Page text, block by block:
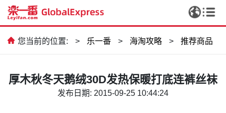
您当前的位置: > 乐一番 > 海淘攻略 > 推荐商品
厚木秋冬天鹅绒30D发热保暖打底连裤丝袜
发布日期: 2015-09-25 10:44:24